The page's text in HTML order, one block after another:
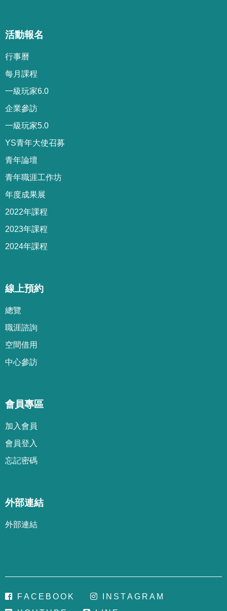
活動報名
行事曆
每月課程
一級玩家6.0
企業參訪
一級玩家5.0
YS青年大使召募
青年論壇
青年職涯工作坊
年度成果展
2022年課程
2023年課程
2024年課程
線上預約
總覽
職涯諮詢
空間借用
中心參訪
會員專區
加 入會 員
會 員登 入
忘記密碼
外部連結
外部連結
FA C E B OO K N S TA G R A M